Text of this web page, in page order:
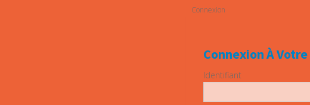
Connexion
Connexion À
Identifiant